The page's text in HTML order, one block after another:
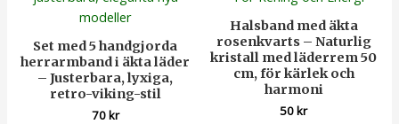
Set med 5 handgjorda
herrarmband i äkta läder
– Justerbara, lyxiga,
retro-viking-stil
70kr
Halsband med äkta
rosenkvarts – Naturlig
kristall med läderrem 50
cm, för kärlek och
harmoni
50kr